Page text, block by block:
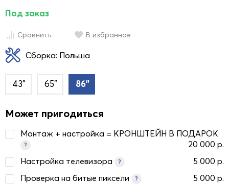
Под заказ
Сравнить В избранное
Сборка: Польша
43" 65" 86"
Может пригодиться
Монтаж + настройка = КРОНШТЕЙН В ПОДАРОК
?
20 000 р.
Настройка телевизора
?
5 000 р.
Проверка на битые пиксели
? 5 000 р.